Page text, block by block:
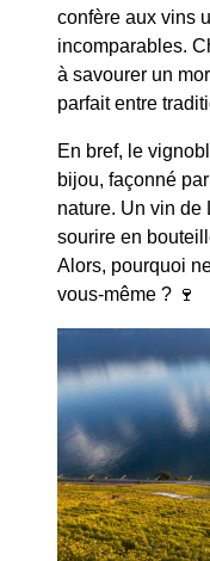
confère aux vins
incomparables.
à savourer un
parfait entre
En bref, le
bijou, façonné
nature. Un vin de
sourire en
Alors, pourquoi
vous-même ? 🍷